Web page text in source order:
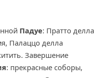
Падуе: Пратто делла
Палаццо делла
Завершение
: прекрасные соборы,